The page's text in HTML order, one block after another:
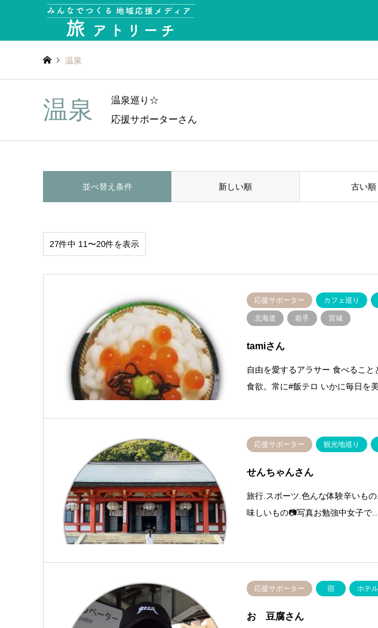
温泉
温泉
温泉巡り☆
応援サポーターさん
並べ替え条件 新しい順 古い順
27件中 11〜20件を表示
応援サポーター カフェ巡り
北海道 岩手 宮城
tamiさん
自由を愛するアラサー 食べるこ
食欲。常に#飯テロ いかに毎日を
応援サポーター 観光地巡り
せんちゃんさん
旅行.スポーツ.色んな体験辛いも
味しいもの📷写真お勉強中女子で…
応援サポーター 宿 ホテル
お 豆腐さん